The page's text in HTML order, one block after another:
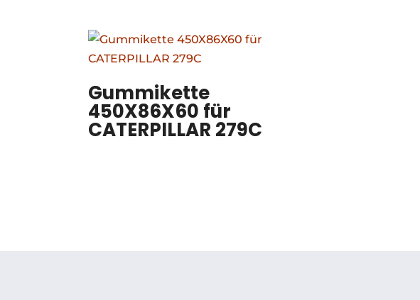
Gummikette
450X86X60 für
CATERPILLAR 279C